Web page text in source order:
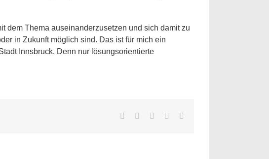
dem Thema auseinanderzusetzen und sich damit zu
in Zukunft möglich sind. Das ist für mich ein
Innsbruck. Denn nur lösungsorientierte
Facebook
TwitterLinkedInWhatsApp